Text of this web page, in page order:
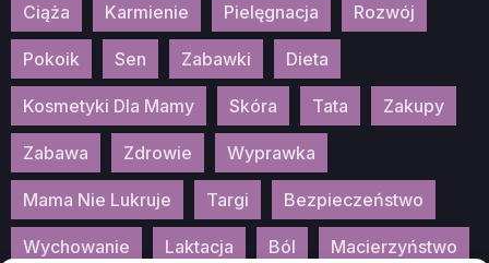
Ciąża Karmienie Pielęgnacja Rozwój
Pokoik Sen Zabawki Dieta
Kosmetyki Dla Mamy Skóra Tata Zakupy
Zabawa Zdrowie Wyprawka
Mama Nie Lukruje Targi Bezpieczeństwo
Wychowanie Laktacja Ból Macierzyństwo